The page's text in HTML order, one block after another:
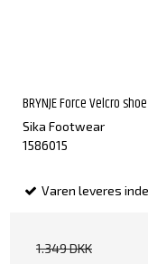
BRYNJE Force Velcro
Sika Footwear
1586015
Varen leveres
1.349 DKK